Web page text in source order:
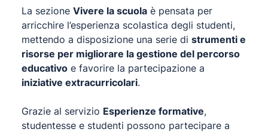
La sezione Vivere la scuola è pensata per
arricchire l’esperienza scolastica degli studenti,
mettendo a disposizione una serie di strumenti e
risorse per migliorare la gestione del percorso
educativo e favorire la partecipazione a
iniziative extracurricolari.
Grazie al servizio Esperienze formative,
studentesse e studenti possono partecipare a